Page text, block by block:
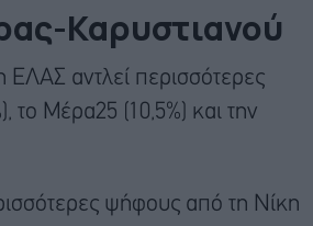
Καρυστιανού
αντλεί περισσότερες
το Μέρα25 (10,5%) και την
ψήφους από τη Νίκη